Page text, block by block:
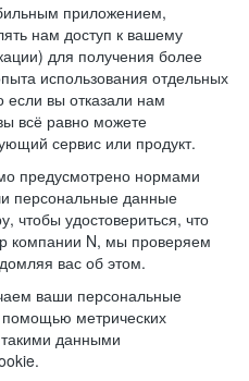
приложением,
нам доступ к вашему
для получения более
использования отдельных
если вы отказали нам
всё равно можете
сервис или продукт.
предусмотрено нормами
персональные данные
чтобы удостовериться, что
компании N, мы проверяем
вас об этом.
ваши персональные
метрических
данными